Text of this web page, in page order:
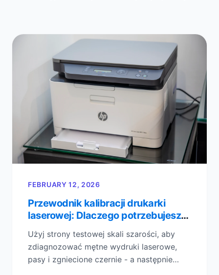
FEBRUARY 12, 2026
Przewodnik kalibracji drukarki
laserowej: Dlaczego potrzebujesz
strony testowej skali szarości
Użyj strony testowej skali szarości, aby
zdiagnozować mętne wydruki laserowe,
pasy i zgniecione czernie - a następnie